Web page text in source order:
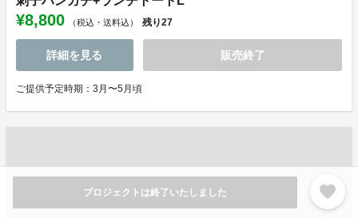
プロジェクトは終了いたしました favorite
¥8,800 （税込・送料込） 残り27
詳細を見る 販売終了
ご提供予定時期：3月〜5月頃